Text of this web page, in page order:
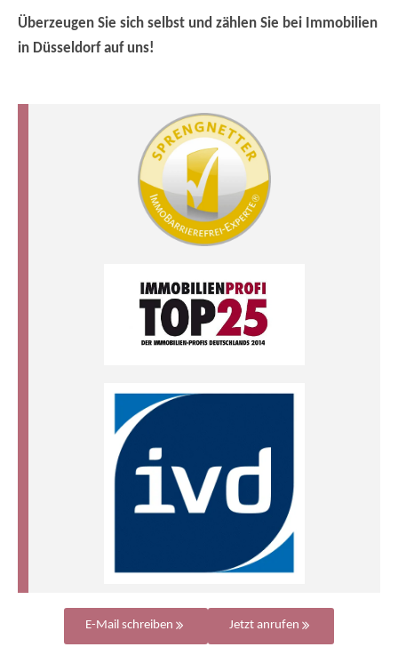
Überzeugen Sie sich selbst und zählen Sie bei Immobilien
in Düsseldorf auf uns!
E-Mail schreiben Jetzt anrufen